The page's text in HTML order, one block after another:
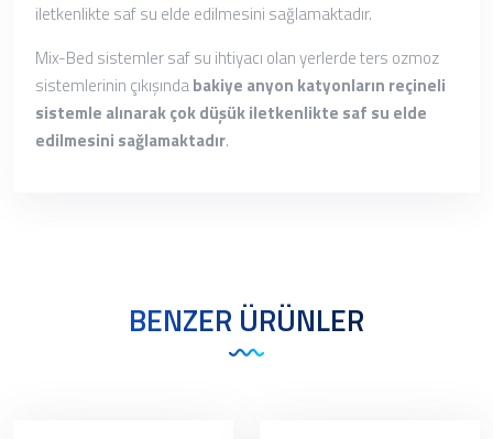
iletkenlikte saf su elde edilmesini sağlamaktadır.
Mix-Bed sistemler saf su ihtiyacı olan yerlerde ters ozmoz
sistemlerinin çıkışındabakiye anyon katyonların reçineli
sistemle alınarak çok düşük iletkenlikte saf su elde
edilmesini sağlamaktadır.
BENZER ÜRÜNLER